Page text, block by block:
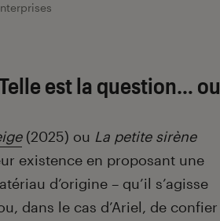
est la question… ou
(2025) ou La petite sirène
existence en proposant une
d’origine – qu’il s’agisse
dans le cas d’Ariel, de confier